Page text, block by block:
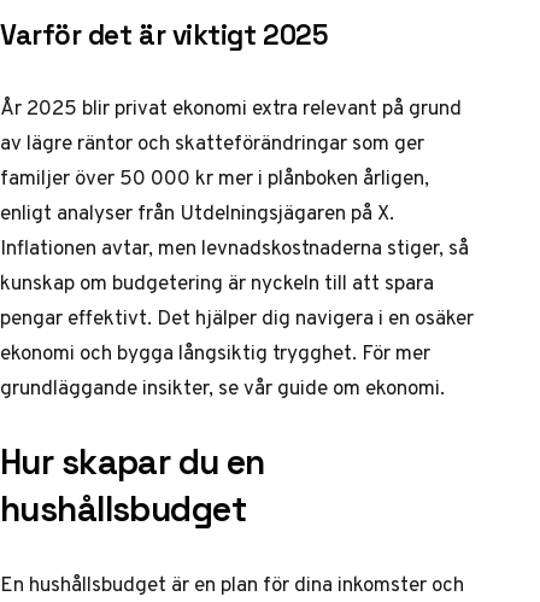
Varför det är viktigt 2025
År 2025 blir privat ekonomi extra relevant på grund
av lägre räntor och skatteförändringar som ger
familjer över 50 000 kr mer i plånboken årligen,
enligt analyser från Utdelningsjägaren på X.
Inflationen avtar, men levnadskostnaderna stiger, så
kunskap om budgetering är nyckeln till att spara
pengar effektivt. Det hjälper dig navigera i en osäker
ekonomi och bygga långsiktig trygghet. För mer
grundläggande insikter, se vår guide om ekonomi.
Hur skapar du en
hushållsbudget
En hushållsbudget är en plan för dina inkomster och